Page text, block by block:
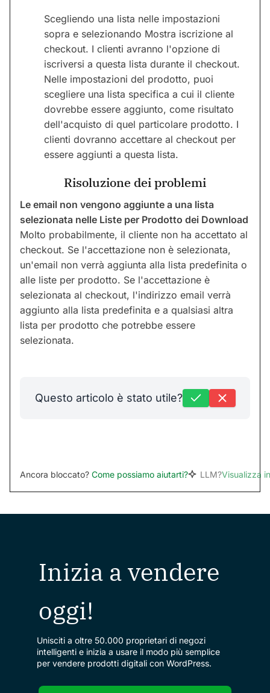
Scegliendo una lista nelle impostazioni
sopra e selezionando Mostra iscrizione al
checkout. I clienti avranno l'opzione di
iscriversi a questa lista durante il checkout.
Nelle impostazioni del prodotto, puoi
scegliere una lista specifica a cui il cliente
dovrebbe essere aggiunto, come risultato
dell'acquisto di quel particolare prodotto. I
clienti dovranno accettare al checkout per
essere aggiunti a questa lista.
Risoluzione dei problemi
Le email non vengono aggiunte a una lista
selezionata nelle Liste per Prodotto dei Download
Molto probabilmente, il cliente non ha accettato al
checkout. Se l'accettazione non è selezionata,
un'email non verrà aggiunta alla lista predefinita o
alle liste per prodotto. Se l'accettazione è
selezionata al checkout, l'indirizzo email verrà
aggiunto alla lista predefinita e a qualsiasi altra
lista per prodotto che potrebbe essere
selezionata.
Questo articolo è stato utile?
Ancora bloccato? Come possiamo aiutarti? LLM?Visualizza
Inizia a vendere
oggi!
Unisciti a oltre 50.000 proprietari di negozi
intelligenti e inizia a usare il modo più semplice
per vendere prodotti digitali con WordPress.